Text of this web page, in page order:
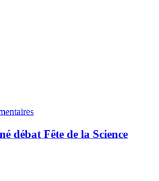
débat Fête de la Science